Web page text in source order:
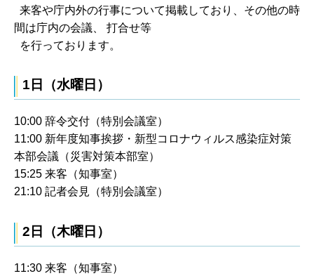
来客や庁内外の行事について掲載しており、その他の時
間は庁内の会議、 打合せ等
を行っております。
1日（水曜日）
10:00 辞令交付（特別会議室）
11:00 新年度知事挨拶・新型コロナウィルス感染症対策
本部会議（災害対策本部室）
15:25 来客（知事室）
21:10 記者会見（特別会議室）
2日（木曜日）
11:30 来客（知事室）